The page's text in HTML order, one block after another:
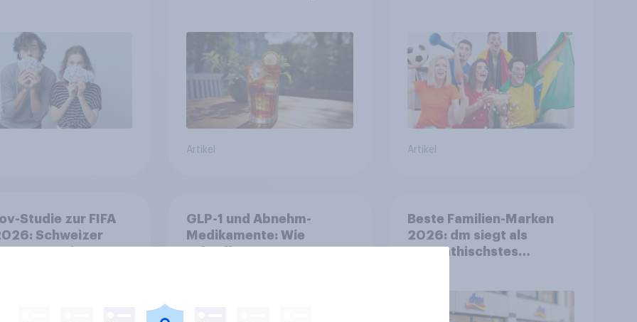
Artikel Artikel
Studie zur FIFA
Schweizer
GLP-1 und Abnehm-
Medikamente: Wie
Beste Familien-Marken
2026: dm siegt als
sympathischstes